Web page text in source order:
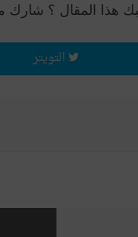
هذا المقال ؟ شارك
التويتر